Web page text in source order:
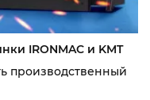
IRONMAC и KMT
производственный